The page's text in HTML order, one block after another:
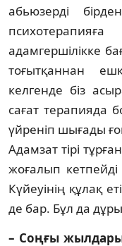
абьюзерді
адамгершілікке
тоғытқаннан
келгенде біз
сағат терапияда
үйреніп шығады
Адамзат тірі
жоғалып
Күйеуінің құлақ
де бар. Бұл да
– Соңғы